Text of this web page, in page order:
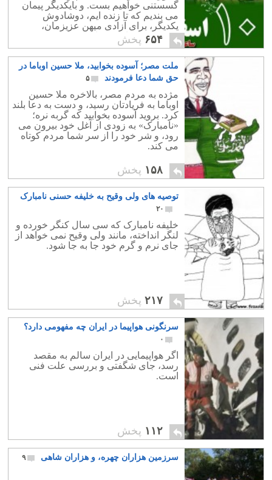
گسستنی خواهیم بست. و بایکدیگر پیمان
می بندیم که تا زنده ایم، دوشادوش
یکدیگر، برای آزادی میهن عزیزمان،
همچون برادران و خواهرانی تنی، می
جنگیم، و لحظه ای از یاد یکدیگر غافل
نخواهیم ماند.
۶۵۴ پخش
ملت مصر؛ آسوده بخوابید، ملا حسین اوباما در
حق شما دعا فرمودند
۵
مژده به مردم مصر، بالاخره ملا حسین
اوباما به فریادتان رسید، و دست به دعا بلند
کرد. بروید آسوده بخوابید که گربه نره؛
«نامبارک» به زودی از آغل خود بیرون می
رود، و شر خود را از سر شما مردم کوتاه
می کند.
۱۵۸ پخش
توصیه های ولی وقیح به خلیفه حسنی نامبارک
۲۰
خلیفه نامبارک که سی سال کنگر خورده و
لنگر انداخته، مانند ولی وقیح نمی خواهد از
جای نرم و گرم خود جا به جا شود.
۲۱۷ پخش
سرنگونی هواپیما در ایران چه مفهومی دارد؟
۰
اگر هواپیمایی در ایران سالم به مقصد
رسد، جای شگفتی و بررسی علت فنی
است.
۱۱۲ پخش
سرزمین هزاران چهره، و هزاران شاهی ۹